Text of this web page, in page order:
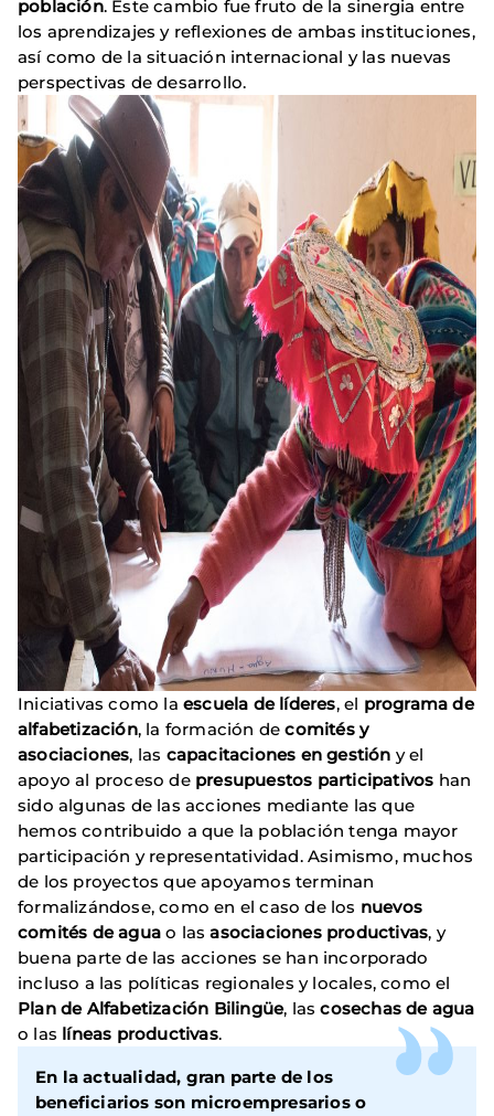
población. Este cambio fue fruto de la sinergia entre
los aprendizajes y reflexiones de ambas instituciones,
así como de la situación internacional y las nuevas
perspectivas de desarrollo.
Iniciativas como la escuela de líderes, el programa de
alfabetización, la formación decomités y
asociaciones, las capacitaciones en gestión y el
apoyo al proceso de presupuestos participativos han
sido algunas de las acciones mediante las que
hemos contribuido a que la población tenga mayor
participación y representatividad. Asimismo, muchos
de los proyectos que apoyamos terminan
formalizándose, como en el caso de los nuevos
comités de agua o lasasociaciones productivas, y
buena parte de las acciones se han incorporado
incluso a las políticas regionales y locales, como el
Plan de Alfabetización Bilingüe, lascosechas de agua
o las líneas productivas.
En la actualidad, gran parte de los
beneficiarios son microempresarios o